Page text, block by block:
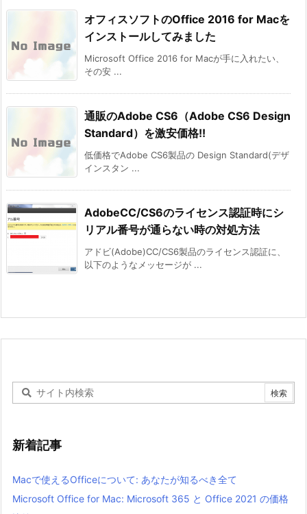
オフィスソフトのOffice 2016 for Macを
インストールしてみました
Microsoft Office 2016 for Macが手に入れたい、
その安 ...
通販のAdobe CS6（Adobe CS6 Design
Standard）を激安価格!!
低価格でAdobe CS6製品の Design Standard(デザ
インスタン ...
AdobeCC/CS6のライセンス認証時にシ
リアル番号が通らない時の対処方法
アドビ(Adobe)CC/CS6製品のライセンス認証に、
以下のようなメッセージが ...
新着記事
Macで使えるOfficeについて: あなたが知るべき全て
Microsoft Office for Mac: Microsoft 365 と Office 2021 の価格